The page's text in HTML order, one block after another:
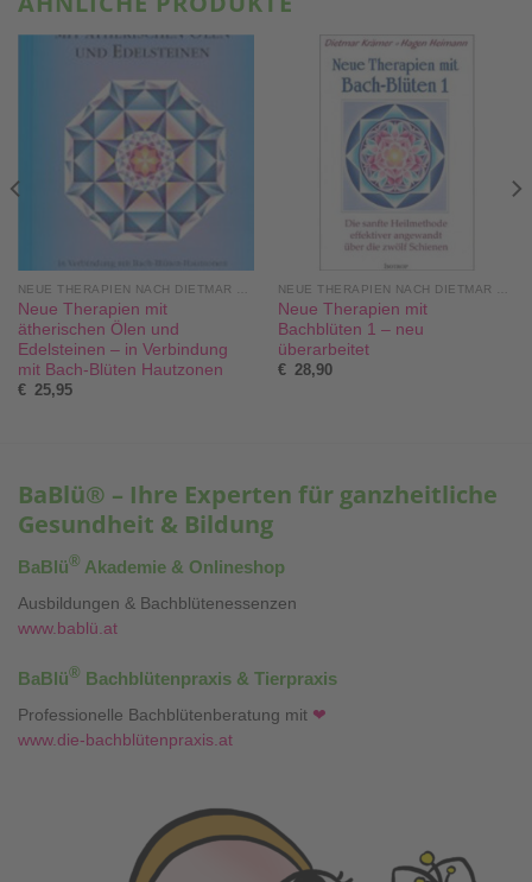
Neue Therapien mit
ätherischen Ölen und
Edelsteinen – in Verbindung
mit Bach-Blüten Hautzonen
€ 25,95
Neue Therapien mit
Bachblüten 1 – neu
überarbeitet
€ 28,90
BaBlü® – Ihre Experten für ganzheitliche
Gesundheit & Bildung
BaBlü® Akademie & Onlineshop
Ausbildungen & Bachblütenessenzen
www.bablü.at
BaBlü® Bachblütenpraxis & Tierpraxis
Professionelle Bachblütenberatung mit ❤
www.die-bachblütenpraxis.at